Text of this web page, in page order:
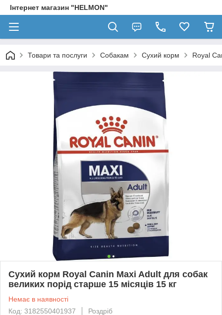
Інтернет магазин "HELMON"
Товари та послуги Собакам Сухий корм Royal
Сухий корм Royal Canin Maxi Adult для собак
великих порід старше 15 місяців 15 кг
Немає в наявності
Код: 3182550401937
Роздріб